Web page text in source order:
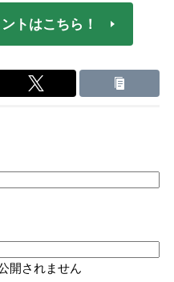
トはこちら！
開されません